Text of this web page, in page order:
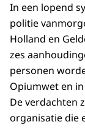
In een lopend
politie
Holland en
zes
personen
Opiumwet en
De verdachten
organisatie die